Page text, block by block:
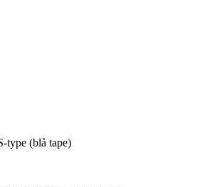
type (blå tape)